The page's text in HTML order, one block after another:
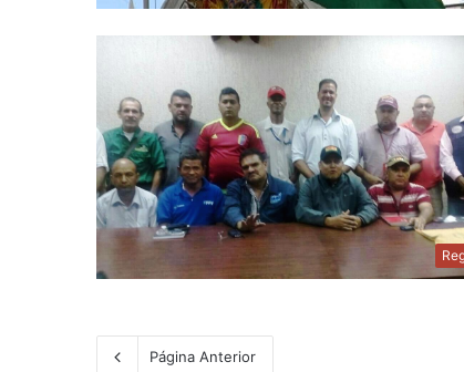
Página Anterior